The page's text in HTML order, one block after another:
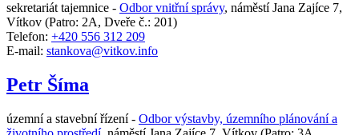
sekretariát tajemnice - Odbor vnitřní správy, náměstí Jana Zajíce 7,
Vítkov (Patro: 2A, Dveře č.: 201)
Telefon: +420 556 312 209
E-mail: stankova@vitkov.info
Petr Šíma
územní a stavební řízení - Odbor výstavby, územního plánování a